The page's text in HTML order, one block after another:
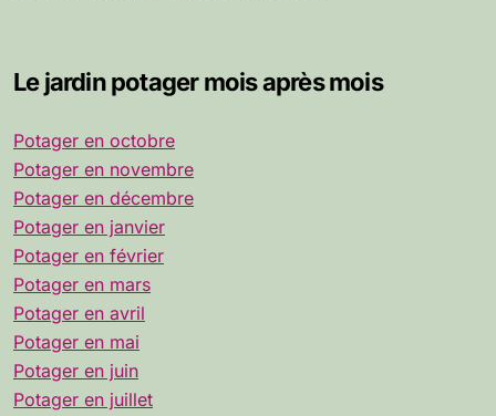
Le jardin potager mois après mois
Potager en octobre
Potager en novembre
Potager en décembre
Potager en janvier
Potager en février
Potager en mars
Potager en avril
Potager en mai
Potager en juin
Potager en juillet